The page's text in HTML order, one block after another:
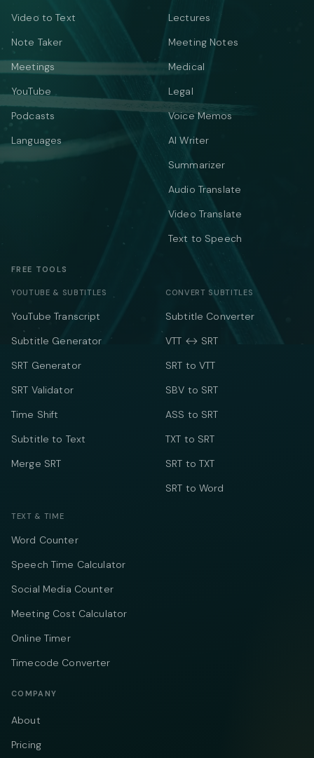
Video to Text
Note Taker
Meetings
YouTube
Podcasts
Languages
Lectures
Meeting Notes
Medical
Legal
Voice Memos
AI Writer
Summarizer
Audio Translate
Video Translate
Text to Speech
FREE TOOLS
YOUTUBE & SUBTITLES
YouTube Transcript
Subtitle Generator
SRT Generator
SRT Validator
Time Shift
Subtitle to Text
Merge SRT
CONVERT SUBTITLES
Subtitle Converter
VTT ↔ SRT
SRT to VTT
SBV to SRT
ASS to SRT
TXT to SRT
SRT to TXT
SRT to Word
TEXT & TIME
Word Counter
Speech Time Calculator
Social Media Counter
Meeting Cost Calculator
Online Timer
Timecode Converter
COMPANY
About
Pricing